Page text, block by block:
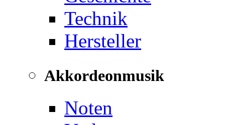
Technik
Hersteller
Akkordeonmusik
Noten